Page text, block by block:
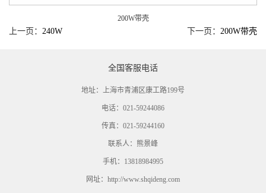
200W带壳
上一页： 240W 下一页： 200W带壳
全国客服电话
地址：上海市青浦区康工路199号
电话：021-59244086
传真：021-59244160
联系人：熊景峰
手机：13818984995
网址：http://www.shqideng.com